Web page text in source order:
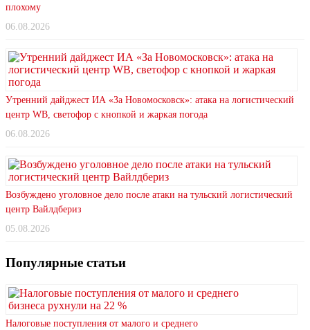
плохому
06.08.2026
Утренний дайджест ИА «За Новомосковск»: атака на логистический
центр WB, светофор с кнопкой и жаркая погода
06.08.2026
Возбуждено уголовное дело после атаки на тульский логистический
центр Вайлдбериз
05.08.2026
Популярные статьи
Налоговые поступления от малого и среднего